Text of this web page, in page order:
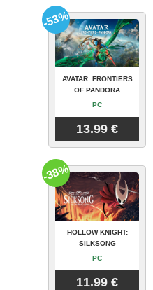
AVATAR: FRONTIERS
OF PANDORA
PC
13.99 €
-53%
HOLLOW KNIGHT:
SILKSONG
PC
11.99 €
-38%